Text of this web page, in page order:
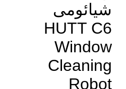
شیائومی
HUTT C6
Window
Cleaning
Robot